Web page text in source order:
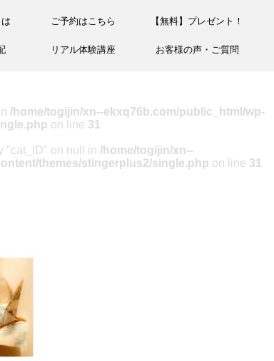
ご予約はこちら 【無料】プレゼント！
リアル体験講座 お客様の声・ご質問
/home/togijin/xn--ekxq76b.com/public_html/wp-
on line 31
"cat_ID" on null in /home/togijin/xn--
themes/stingerplus2/single.php on line 31